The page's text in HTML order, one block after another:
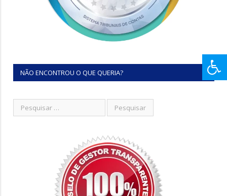
NÃO ENCONTROU O QUE QUERIA?